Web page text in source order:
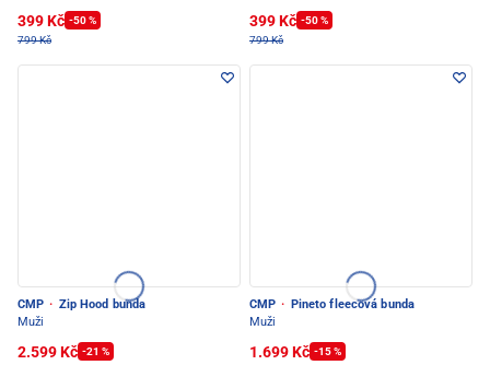
399 Kč -50 %
799 Kč
399 Kč -50 %
799 Kč
CMP · Zip Hood bunda
Muži
2.599 Kč -21 %
CMP ·
Pineto fleecová bunda
Muži
1.699 Kč -15 %